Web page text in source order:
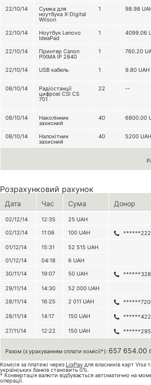
22/10/14
Сумка для
ноутбука X-Digital
Wilson
1 98.98
22/10/14 Ноутбук Lenovo
IdeaPad
1 4099.06
22/10/14
Принтер Canon
PIXMA IP 2840
1 760.20
22/10/14
USB кабель 1 9.80 UAH
08/10/14
Радіостанції
цифрові CSI CS
701
22 --
08/10/14
Наколінник
захисний
40 6800.00
08/10/14
Налокітник
захисний
40 5200 UAH
Розрахунковий рахунок
Дата Час Сума Донор
02/12/14 12:35 25 UAH
02/12/14
11:06 100 UAH
01/12/14 15:31 52 515 UAH
01/12/14
04:18 6 UAH
30/11/14
19:07 50 UAH
29/11/14 14:30 52 000 UAH
28/11/14
16:25 2 011 UAH
28/11/14 14:17 150 UAH
27/11/14 12:22 150 UAH
Разом (з урахуванням сплати комісії*): 657 654.00
Комісія за платежі через LiqPay для власників карт Visa
українських банків становить 0%.
* Конвертація валюти відбувається автоматично на
операції.